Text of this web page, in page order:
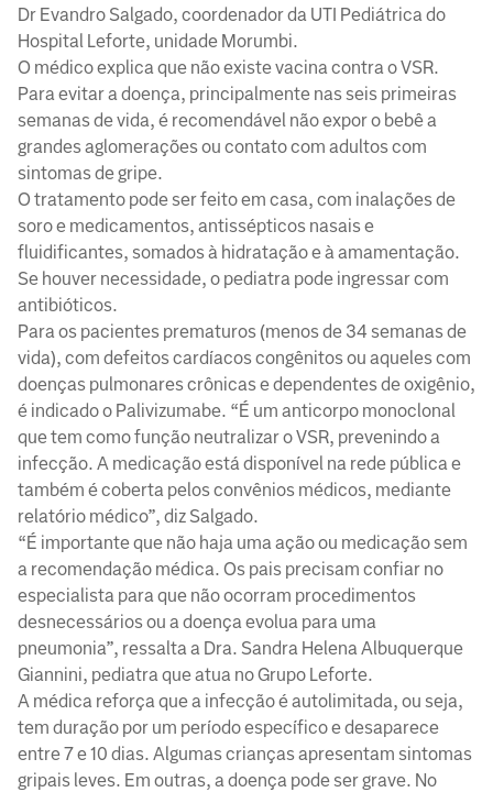
Dr Evandro Salgado, coordenador da UTI Pediátrica do
Hospital Leforte, unidade Morumbi.
O médico explica que não existe vacina contra o VSR.
Para evitar a doença, principalmente nas seis primeiras
semanas de vida, é recomendável não expor o bebê a
grandes aglomerações ou contato com adultos com
sintomas de gripe.
O tratamento pode ser feito em casa, com inalações de
soro e medicamentos, antissépticos nasais e
fluidificantes, somados à hidratação e à amamentação.
Se houver necessidade, o pediatra pode ingressar com
antibióticos.
Para os pacientes prematuros (menos de 34 semanas de
vida), com defeitos cardíacos congênitos ou aqueles com
doenças pulmonares crônicas e dependentes de oxigênio,
é indicado o Palivizumabe. “É um anticorpo monoclonal
que tem como função neutralizar o VSR, prevenindo a
infecção. A medicação está disponível na rede pública e
também é coberta pelos convênios médicos, mediante
relatório médico”, diz Salgado.
“É importante que não haja uma ação ou medicação sem
a recomendação médica. Os pais precisam confiar no
especialista para que não ocorram procedimentos
desnecessários ou a doença evolua para uma
pneumonia”, ressalta a Dra. Sandra Helena Albuquerque
Giannini, pediatra que atua no Grupo Leforte.
A médica reforça que a infecção é autolimitada, ou seja,
tem duração por um período específico e desaparece
entre 7 e 10 dias. Algumas crianças apresentam sintomas
gripais leves. Em outras, a doença pode ser grave. No